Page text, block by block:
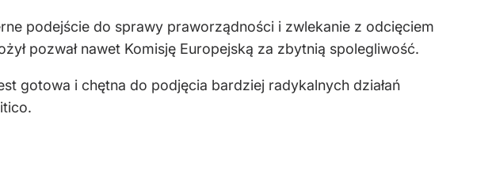
podejście do sprawy praworządności i zwlekanie z odcięciem
pozwał nawet Komisję Europejską za zbytnią spolegliwość.
gotowa i chętna do podjęcia bardziej radykalnych działań